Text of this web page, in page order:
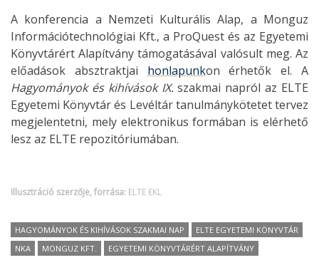
A konferencia a Nemzeti Kulturális Alap, a Monguz
Információtechnológiai Kft., a ProQuest és az Egyetemi
Könyvtárért Alapítvány támogatásával valósult meg. Az
előadások absztraktjai honlapunkon érhetők el. A
Hagyományok és kihívások IX.szakmai napról az ELTE
Egyetemi Könyvtár és Levéltár tanulmánykötetet tervez
megjelentetni, mely elektronikus formában is elérhető
lesz az ELTE repozitóriumában.
Illusztráció szerzője, forrása: ELTE EKL
HAGYOMÁNYOK ÉS KIHÍVÁSOK SZAKMAI NAP
ELTE EGYETEMI KÖNYVTÁR
NKA
MONGUZ KFT. EGYETEMI KÖNYVTÁRÉRT ALAPÍTVÁNY